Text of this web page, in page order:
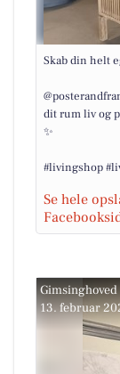
Skab din helt
dit rum liv og
✨
#livingshop
Se hele
Gimsinghoved
13. februar